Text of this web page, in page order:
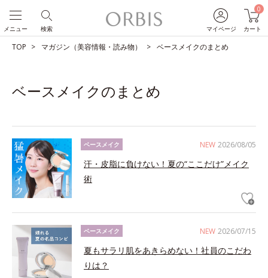
マイページ
0
カート
検索
メニュー
TOP マガジン（美容情報・読み物） ベースメイクのまとめ
ベースメイクのまとめ
NEW 2026/08/05
ベースメイク
汗・皮脂に負けない！夏の“ここだけ”メイク
術
NEW 2026/07/15
ベースメイク
夏もサラリ肌をあきらめない！社員のこだわ
りは？